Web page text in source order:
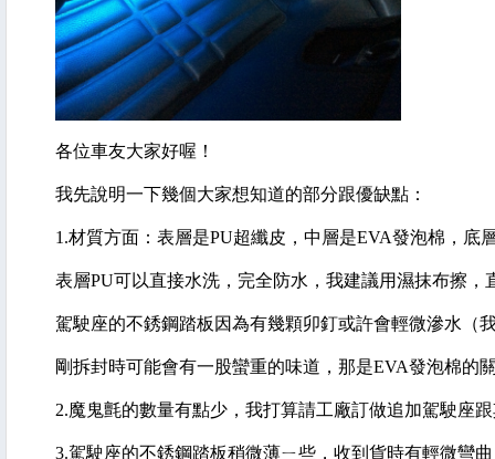
各位車友大家好喔！
我先說明一下幾個大家想知道的部分跟優缺點：
1.材質方面：表層是PU超纖皮，中層是EVA發泡棉，底
表層PU可以直接水洗，完全防水，我建議用濕抹布擦，
駕駛座的不銹鋼踏板因為有幾顆卯釘或許會輕微滲水（
剛拆封時可能會有一股蠻重的味道，那是EVA發泡棉的
2.魔鬼氈的數量有點少，我打算請工廠訂做追加駕駛座
3.駕駛座的不銹鋼踏板稍微薄ㄧ些，收到貨時有輕微彎